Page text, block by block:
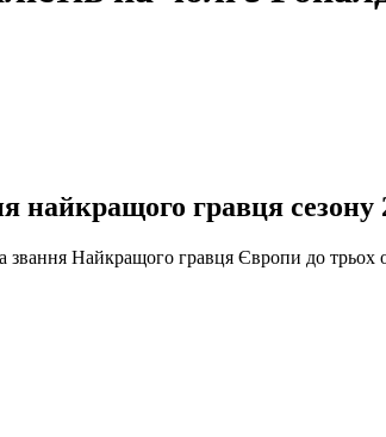
гравця сезону
звання Найкращого гравця Європи до трьох